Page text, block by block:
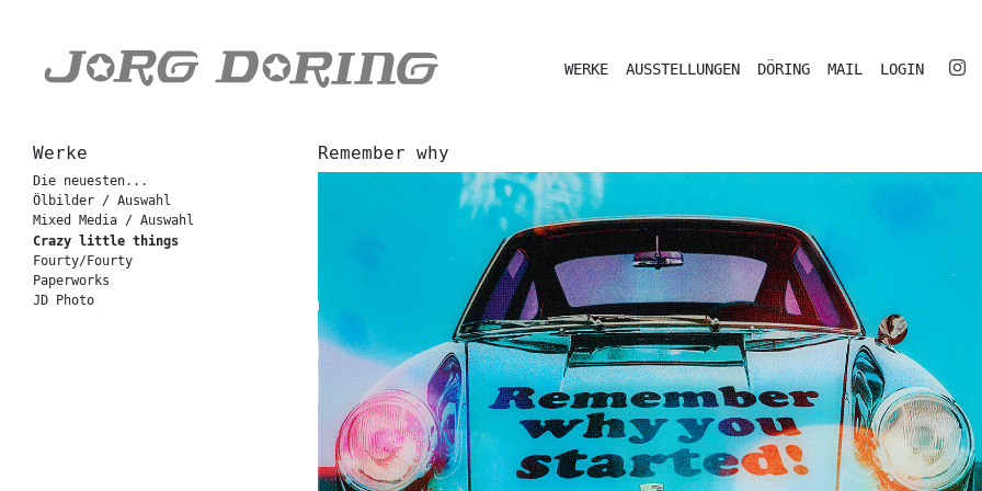
WERKE AUSSTELLUNGEN DÖRING MAIL LOGIN
Werke
Die neuesten...
Ölbilder / Auswahl
Mixed Media / Auswahl
Crazy little things
Fourty/Fourty
Paperworks
JD Photo
Remember why